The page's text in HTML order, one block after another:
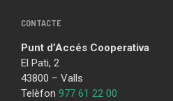
CONTACTE
Punt d’Accés Cooperativa
El Pati, 2
43800 – Valls
Telèfon 977 61 22 00